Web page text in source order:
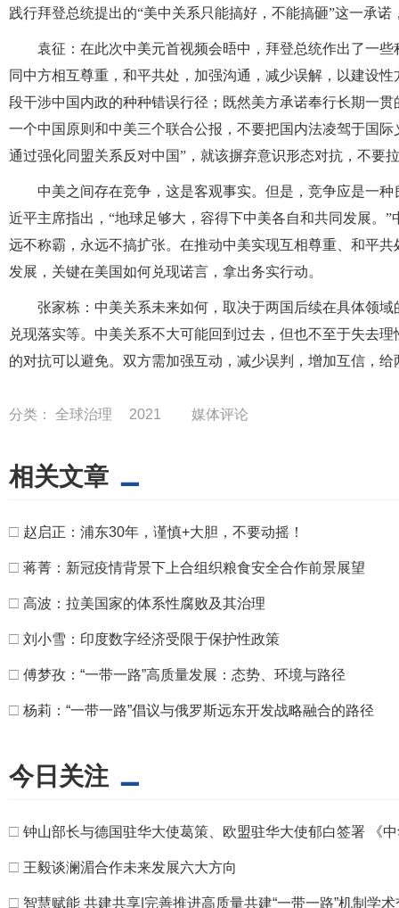
践行拜登总统提出的“美中关系只能搞好，不能搞砸”这一承
袁征：在此次中美元首视频会晤中，拜登总统作出了一
同中方相互尊重，和平共处，加强沟通，减少误解，以建设
段干涉中国内政的种种错误行径；既然美方承诺奉行长期一
一个中国原则和中美三个联合公报，不要把国内法凌驾于国
通过强化同盟关系反对中国”，就该摒弃意识形态对抗，不要
中美之间存在竞争，这是客观事实。但是，竞争应是一
近平主席指出，“地球足够大，容得下中美各自和共同发展。
远不称霸，永远不搞扩张。在推动中美实现互相尊重、和平
发展，关键在美国如何兑现诺言，拿出务实行动。
张家栋：中美关系未来如何，取决于两国后续在具体领
兑现落实等。中美关系不大可能回到过去，但也不至于失去
的对抗可以避免。双方需加强互动，减少误判，增加互信，
分类： 全球治理 2021 媒体评论
相关文章
□ 赵启正：浦东30年，谨慎+大胆，不要动摇！
□ 蒋菁：新冠疫情背景下上合组织粮食安全合作前景展望
□ 高波：拉美国家的体系性腐败及其治理
□ 刘小雪：印度数字经济受限于保护性政策
□ 傅梦孜：“一带一路”高质量发展：态势、环境与路径
□ 杨莉：“一带一路”倡议与俄罗斯远东开发战略融合的路径
今日关注
□ 钟山部长与德国驻华大使葛策、欧盟驻华大使郁白签署 《
□ 王毅谈澜湄合作未来发展六大方向
□ 智慧赋能 共建共享|完善推进高质量共建“一带一路”机制学